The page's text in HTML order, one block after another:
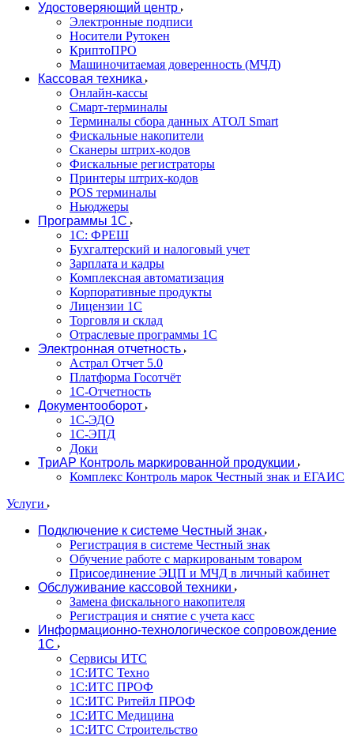
Удостоверяющий центр
Электронные подписи
Носители Рутокен
КриптоПРО
Машиночитаемая доверенность (МЧД)
Кассовая техника
Онлайн-кассы
Смарт-терминалы
Терминалы сбора данных АТОЛ Smart
Фискальные накопители
Сканеры штрих-кодов
Фискальные регистраторы
Принтеры штрих-кодов
POS терминалы
Ньюджеры
Программы 1С
1C: ФРЕШ
Бухгалтерский и налоговый учет
Зарплата и кадры
Комплексная автоматизация
Корпоративные продукты
Лицензии 1С
Торговля и склад
Отраслевые программы 1С
Электронная отчетность
Астрал Отчет 5.0
Платформа Госотчёт
1С-Отчетность
Документооборот
1С-ЭДО
1С-ЭПД
Доки
ТриАР Контроль маркированной продукции
Комплекс Контроль марок Честный знак и ЕГАИС
Услуги
Подключение к системе Честный знак
Регистрация в системе Честный знак
Обучение работе с маркированым товаром
Присоединение ЭЦП и МЧД в личный кабинет
Обслуживание кассовой техники
Замена фискального накопителя
Регистрация и снятие с учета касс
Информационно-технологическое сопровождение
1C
Сервисы ИТС
1С:ИТС Техно
1С:ИТС ПРОФ
1С:ИТС Ритейл ПРОФ
1С:ИТС Медицина
1С:ИТС Строительство